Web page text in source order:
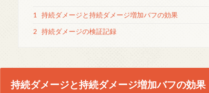
1 持続ダメージと持続ダメージ増加バフの効果
2 持続ダメージの検証記録
持続ダメージと持続ダメージ増加バフの効果